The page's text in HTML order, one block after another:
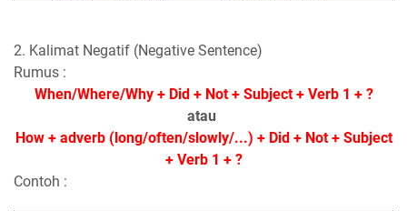
2. Kalimat Negatif (Negative Sentence)
Rumus :
When/Where/Why + Did + Not + Subject + Verb 1 + ?
atau
How + adverb (long/often/slowly/...) + Did + Not + Subject
+ Verb 1 + ?
Contoh :